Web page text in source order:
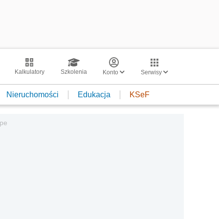
Kalkulatory Szkolenia Konto Serwisy
Nieruchomości Edukacja KSeF